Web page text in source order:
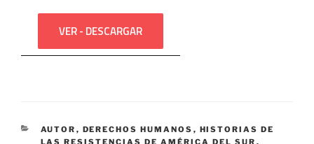
VER - DESCARGAR
CATEGORÍAS
AUTOR , DERECHOS HUMANOS , HISTORIAS DE
LAS RESISTENCIAS DE AMÉRICA DEL SUR ,